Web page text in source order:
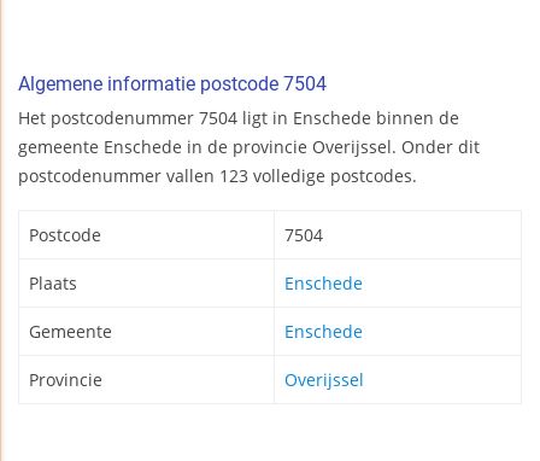
Algemene informatie postcode 7504
Het postcodenummer 7504 ligt in Enschede binnen de
gemeente Enschede in de provincie Overijssel. Onder dit
postcodenummer vallen 123 volledige postcodes.
Postcode 7504
Plaats Enschede
Gemeente Enschede
Provincie Overijssel